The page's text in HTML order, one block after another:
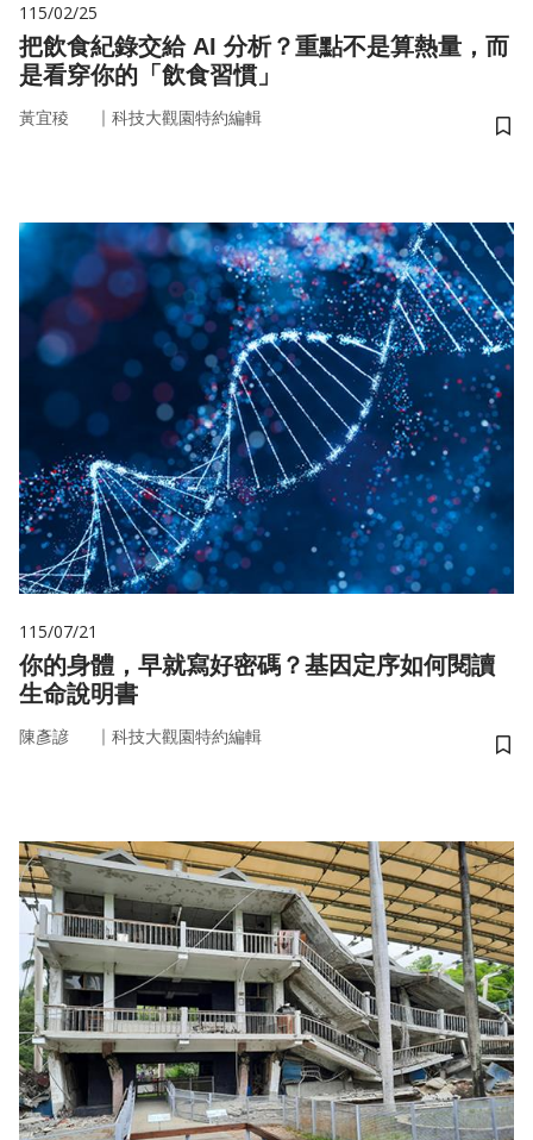
115/02/25
把飲食紀錄交給 AI 分析？重點不是算熱量，而
是看穿你的「飲食習慣」
黃宜稜 ｜ 科技大觀園特約編輯
儲
115/07/21
你的身體，早就寫好密碼？基因定序如何閱讀
生命說明書
陳彥諺 ｜ 科技大觀園特約編輯
儲